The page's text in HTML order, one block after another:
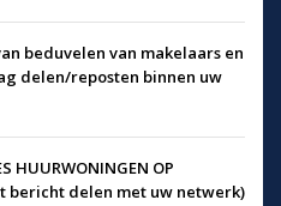
beduvelen van makelaars en
delen/reposten binnen uw
HUURWONINGEN OP
bericht delen met uw netwerk)